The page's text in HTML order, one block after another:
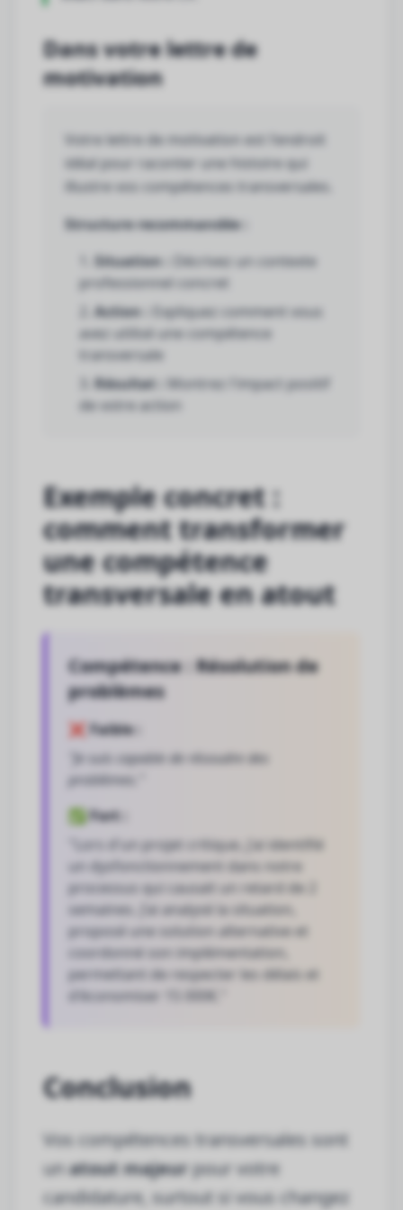
Dans votre lettre de
motivation
Votre lettre de motivation est l'endroit
idéal pour raconter une histoire qui
illustre vos compétences transversales.
Structure recommandée :
Situation :
Décrivez un contexte
professionnel concret
Action :
Expliquez comment vous
avez utilisé une compétence
transversale
Résultat :
Montrez l'impact positif
de votre action
Exemple concret :
comment transformer
une compétence
transversale en atout
Compétence : Résolution de
problèmes
❌ Faible :
"Je suis capable de résoudre des
problèmes."
✅ Fort :
"Lors d'un projet critique, j'ai identifié
un dysfonctionnement dans notre
processus qui causait un retard de 2
semaines. J'ai analysé la situation,
proposé une solution alternative et
coordonné son implémentation,
permettant de respecter les délais et
d'économiser 15 000€."
Conclusion
Vos compétences transversales sont
unatout majeurpour votre
candidature, surtout si vous changez